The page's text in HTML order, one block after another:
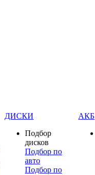
ДИСКИ
Подбор
дисков
Подбор по
авто
Подбор по
АКБ